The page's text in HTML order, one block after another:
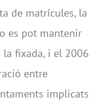
de matrícules, la
es pot mantenir
fixada, i el 2006
entre
implicats